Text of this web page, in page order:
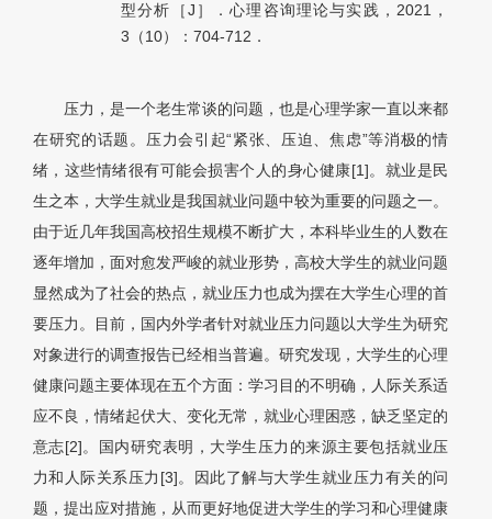
型分析［J］．心理咨询理论与实践，2021，
3（10）：704-712．
压力，是一个老生常谈的问题，也是心理学家一直以来都
在研究的话题。压力会引起“紧张、压迫、焦虑”等消极的情
绪，这些情绪很有可能会损害个人的身心健康[1]。就业是民
生之本，大学生就业是我国就业问题中较为重要的问题之一。
由于近几年我国高校招生规模不断扩大，本科毕业生的人数在
逐年增加，面对愈发严峻的就业形势，高校大学生的就业问题
显然成为了社会的热点，就业压力也成为摆在大学生心理的首
要压力。目前，国内外学者针对就业压力问题以大学生为研究
对象进行的调查报告已经相当普遍。研究发现，大学生的心理
健康问题主要体现在五个方面：学习目的不明确，人际关系适
应不良，情绪起伏大、变化无常，就业心理困惑，缺乏坚定的
意志[2]。国内研究表明，大学生压力的来源主要包括就业压
力和人际关系压力[3]。因此了解与大学生就业压力有关的问
题，提出应对措施，从而更好地促进大学生的学习和心理健康